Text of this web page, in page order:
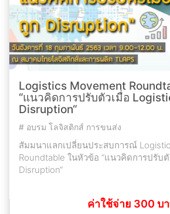
Logistics Movement
“แนวคิดการปรับตัวเมื่อ
Disruption“
# อบรม โลจิสติกส์ การขนส่ง
สัมมนาแลกเปลี่ยนประสบการณ์
Roundtable ในหัวข้อ “แนวคิดการปรับ
Disruption“
ค่าใช้จ่าย 300 บ